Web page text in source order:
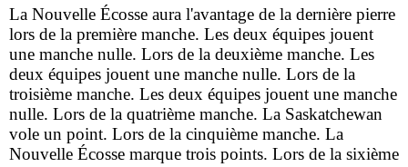
La Nouvelle Écosse aura l'avantage de la dernière pierre
lors de la première manche. Les deux équipes jouent
une manche nulle. Lors de la deuxième manche. Les
deux équipes jouent une manche nulle. Lors de la
troisième manche. Les deux équipes jouent une manche
nulle. Lors de la quatrième manche. La Saskatchewan
vole un point. Lors de la cinquième manche. La
Nouvelle Écosse marque trois points. Lors de la sixième